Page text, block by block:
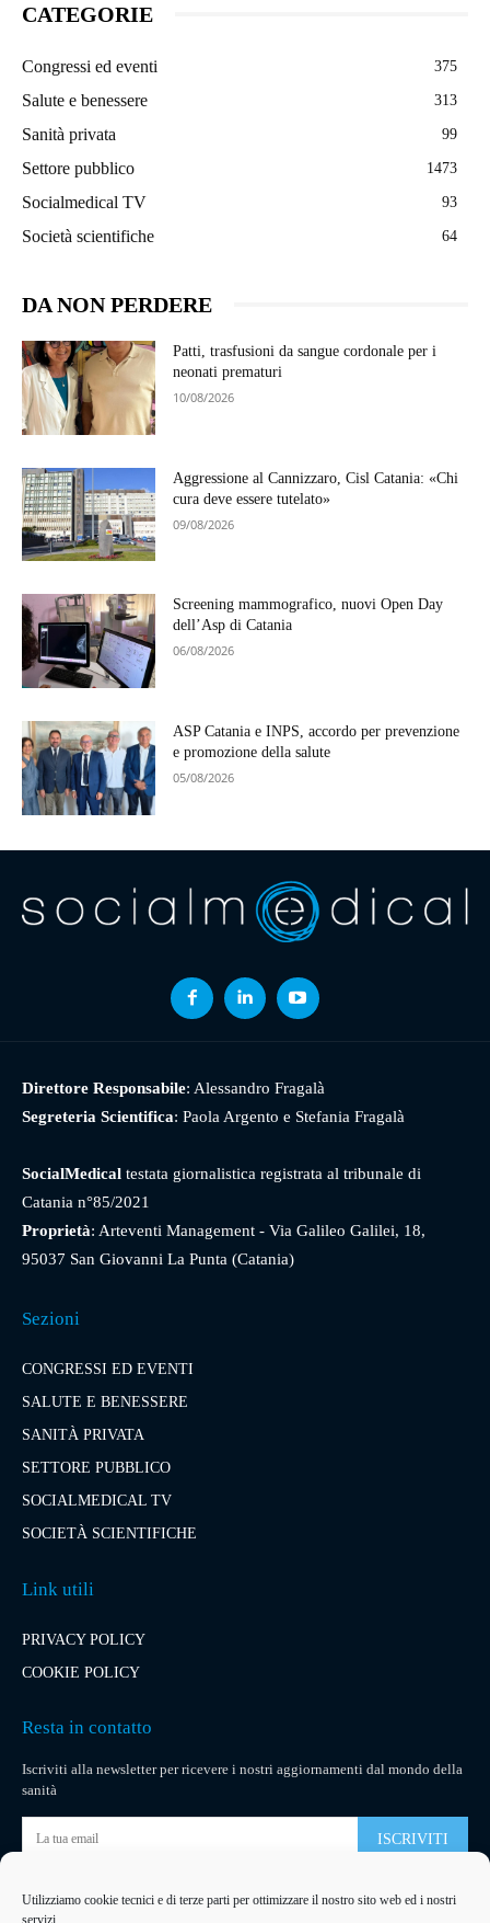
Utilizziamo cookie tecnici e di terze parti per ottimizzare il nostro sito web ed i nostri
servizi.
CATEGORIE
Congressi ed eventi 375
Salute e benessere 313
Sanità privata 99
Settore pubblico 1473
Socialmedical TV 93
Società scientifiche 64
DA NON PERDERE
Patti, trasfusioni da sangue cordonale per i
neonati prematuri
10/08/2026
Aggressione al Cannizzaro, Cisl Catania: «Chi
cura deve essere tutelato»
09/08/2026
Screening mammografico, nuovi Open Day
dell’Asp di Catania
06/08/2026
ASP Catania e INPS, accordo per prevenzione
e promozione della salute
05/08/2026
Direttore Responsabile: Alessandro Fragalà
Segreteria Scientifica: Paola Argento e Stefania Fragalà
SocialMedical testata giornalistica registrata al tribunale di
Catania n°85/2021
Proprietà: Arteventi Management - Via Galileo Galilei, 18,
95037 San Giovanni La Punta (Catania)
Sezioni
CONGRESSI ED EVENTI
SALUTE E BENESSERE
SANITÀ PRIVATA
SETTORE PUBBLICO
SOCIALMEDICAL TV
SOCIETÀ SCIENTIFICHE
Link utili
PRIVACY POLICY
COOKIE POLICY
Resta in contatto
Iscriviti alla newsletter per ricevere i nostri aggiornamenti dal mondo della
sanità
ISCRIVITI
Pubblicità